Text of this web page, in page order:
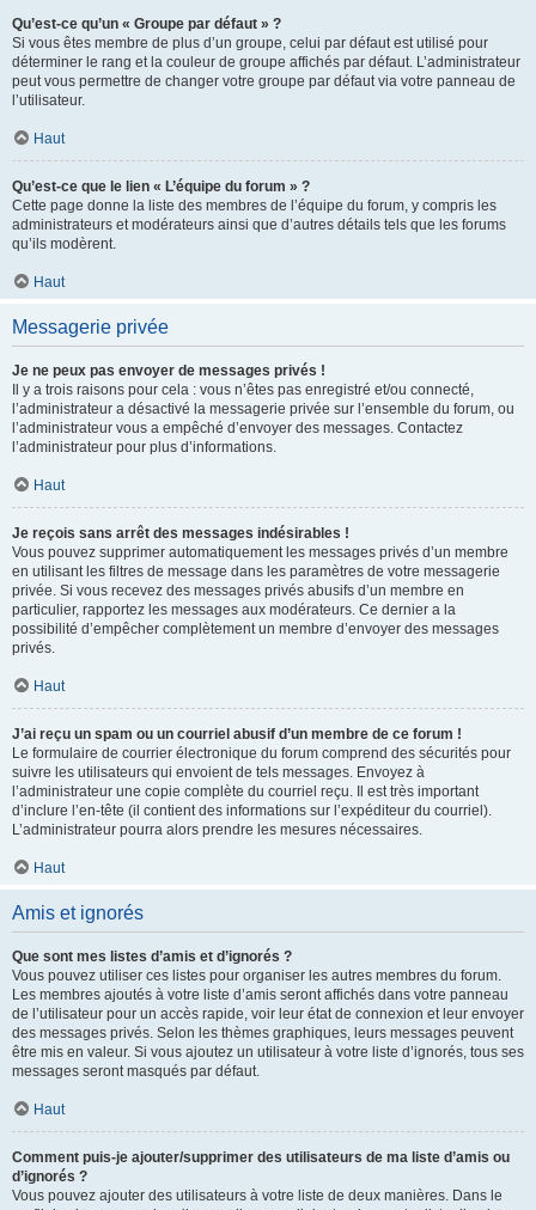
Qu’est-ce qu’un « Groupe par défaut » ?
Si vous êtes membre de plus d’un groupe, celui par défaut est utilisé pour
déterminer le rang et la couleur de groupe affichés par défaut. L’administrateur
peut vous permettre de changer votre groupe par défaut via votre panneau de
l’utilisateur.
Haut
Qu’est-ce que le lien « L’équipe du forum » ?
Cette page donne la liste des membres de l’équipe du forum, y compris les
administrateurs et modérateurs ainsi que d’autres détails tels que les forums
qu’ils modèrent.
Haut
Messagerie privée
Je ne peux pas envoyer de messages privés !
Il y a trois raisons pour cela : vous n’êtes pas enregistré et/ou connecté,
l’administrateur a désactivé la messagerie privée sur l’ensemble du forum, ou
l’administrateur vous a empêché d’envoyer des messages. Contactez
l’administrateur pour plus d’informations.
Haut
Je reçois sans arrêt des messages indésirables !
Vous pouvez supprimer automatiquement les messages privés d’un membre
en utilisant les filtres de message dans les paramètres de votre messagerie
privée. Si vous recevez des messages privés abusifs d’un membre en
particulier, rapportez les messages aux modérateurs. Ce dernier a la
possibilité d’empêcher complètement un membre d’envoyer des messages
privés.
Haut
J’ai reçu un spam ou un courriel abusif d’un membre de ce forum !
Le formulaire de courrier électronique du forum comprend des sécurités pour
suivre les utilisateurs qui envoient de tels messages. Envoyez à
l’administrateur une copie complète du courriel reçu. Il est très important
d’inclure l’en-tête (il contient des informations sur l’expéditeur du courriel).
L’administrateur pourra alors prendre les mesures nécessaires.
Haut
Amis et ignorés
Que sont mes listes d’amis et d’ignorés ?
Vous pouvez utiliser ces listes pour organiser les autres membres du forum.
Les membres ajoutés à votre liste d’amis seront affichés dans votre panneau
de l’utilisateur pour un accès rapide, voir leur état de connexion et leur envoyer
des messages privés. Selon les thèmes graphiques, leurs messages peuvent
être mis en valeur. Si vous ajoutez un utilisateur à votre liste d’ignorés, tous ses
messages seront masqués par défaut.
Haut
Comment puis-je ajouter/supprimer des utilisateurs de ma liste d’amis ou
d’ignorés ?
Vous pouvez ajouter des utilisateurs à votre liste de deux manières. Dans le